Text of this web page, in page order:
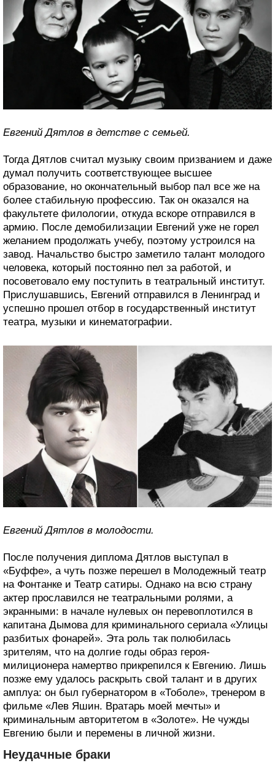
Евгений Дятлов в детстве с семьей.
Тогда Дятлов считал музыку своим призванием и даже
думал получить соответствующее высшее
образование, но окончательный выбор пал все же на
более стабильную профессию. Так он оказался на
факультете филологии, откуда вскоре отправился в
армию. После демобилизации Евгений уже не горел
желанием продолжать учебу, поэтому устроился на
завод. Начальство быстро заметило талант молодого
человека, который постоянно пел за работой, и
посоветовало ему поступить в театральный институт.
Прислушавшись, Евгений отправился в Ленинград и
успешно прошел отбор в государственный институт
театра, музыки и кинематографии.
Евгений Дятлов в молодости.
После получения диплома Дятлов выступал в
«Буффе», а чуть позже перешел в Молодежный театр
на Фонтанке и Театр сатиры. Однако на всю страну
актер прославился не театральными ролями, а
экранными: в начале нулевых он перевоплотился в
капитана Дымова для криминального сериала «Улицы
разбитых фонарей». Эта роль так полюбилась
зрителям, что на долгие годы образ героя-
милиционера намертво прикрепился к Евгению. Лишь
позже ему удалось раскрыть свой талант и в других
амплуа: он был губернатором в «Тоболе», тренером в
фильме «Лев Яшин. Вратарь моей мечты» и
криминальным авторитетом в «Золоте». Не чужды
Евгению были и перемены в личной жизни.
Неудачные браки